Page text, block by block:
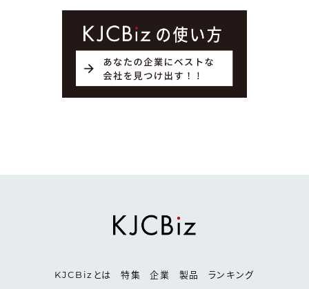
KJCBizとは 特集 企業 製品 ランキング